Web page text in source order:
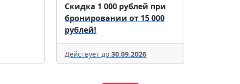
Скидка 1 000 рублей при
бронировании от 15 000
рублей!
Действует до 30.09.2026